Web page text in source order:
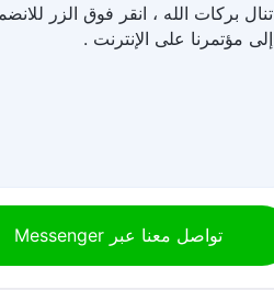
تنال بركات الله ، انقر فوق الزر
إلى مؤتمرنا على الإنترنت .
تواصل معنا عبر Messenger